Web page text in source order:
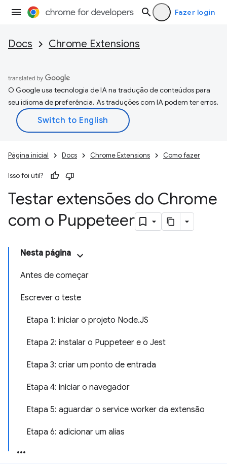
Fazer login
Docs Chrome Extensions
O Google usa tecnologia de IA na tradução de conteúdos para
seu idioma de preferência. As traduções com IA podem ter erros.
Página inicial Docs Chrome Extensions Como fazer
Isso foi útil?
Testar extensões do Chrome
com o Puppeteer
Nesta página
Antes de começar
Escrever o teste
Etapa 1: iniciar o projeto Node.JS
Etapa 2: instalar o Puppeteer e o Jest
Etapa 3: criar um ponto de entrada
Etapa 4: iniciar o navegador
Etapa 5: aguardar o service worker da extensão
Etapa 6: adicionar um alias